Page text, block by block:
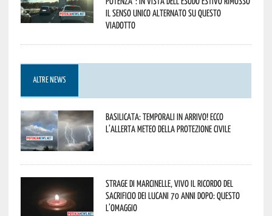
il senso unico alternato su questo
viadotto
ALTRE NEWS
Basilicata: temporali in arrivo! Ecco
l’allerta meteo della Protezione civile
Strage di Marcinelle, vivo il ricordo del
sacrificio dei lucani 70 anni dopo: questo
l’omaggio